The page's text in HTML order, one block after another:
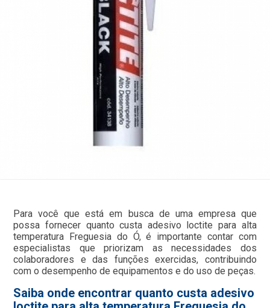
Para você que está em busca de uma empresa que
possa fornecer quanto custa adesivo loctite para alta
temperatura Freguesia do Ó, é importante contar com
especialistas que priorizam as necessidades dos
colaboradores e das funções exercidas, contribuindo
com o desempenho de equipamentos e do uso de peças.
Saiba onde encontrar quanto custa adesivo